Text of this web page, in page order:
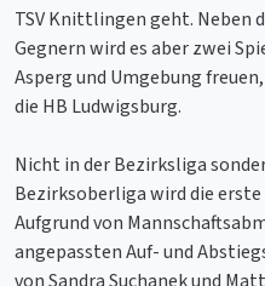
TSV Knittlingen geht. Neben
Gegnern wird es aber zwei
Asperg und Umgebung
die HB Ludwigsburg.
Nicht in der Bezirksliga
Bezirksoberliga wird die
Aufgrund von
angepassten Auf- und
von Sandra Suchanek und